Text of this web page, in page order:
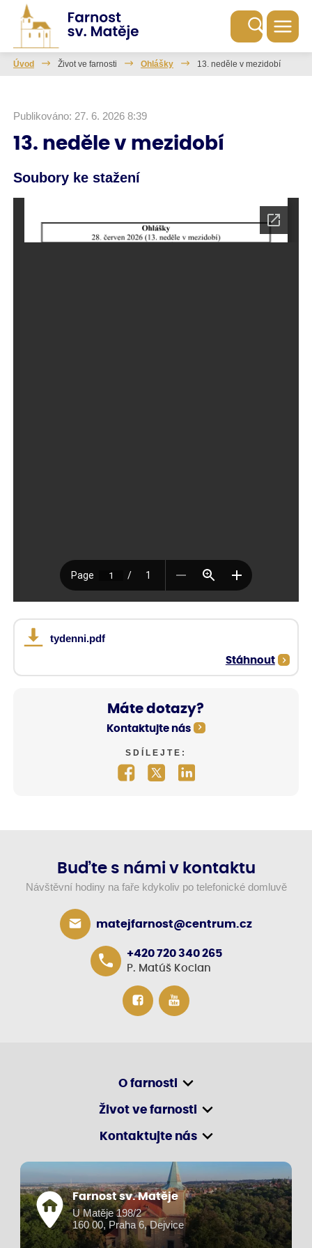
Úvod Život ve farnosti Ohlášky 13. neděle v mezidobí
Publikováno: 27. 6. 2026 8:39
13. neděle v mezidobí
Soubory ke stažení
tydenni.pdf
Stáhnout
Máte dotazy?
Kontaktujte nás
SDÍLEJTE:
Buďte s námi v kontaktu
Návštěvní hodiny na faře kdykoliv po telefonické domluvě
matejfarnost@centrum.cz
+420 720 340 265
P. Matúš Kocian
O farnosti
Život ve farnosti
Kontaktujte nás
Farnost sv. Matěje
U Matěje 198/2
160 00, Praha 6, Dejvice